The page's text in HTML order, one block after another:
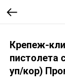
Крепеж-
пистолета
уп/кор)